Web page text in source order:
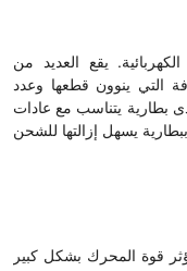
يقع العديد من
التي ينوون قطعها وعدد
بطارية يتناسب مع عادات
يسهل إزالتها للشحن
قوة المحرك بشكل كبير